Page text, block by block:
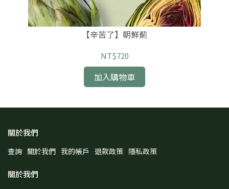
【辛苦了】朝鮮薊
NT$720
加入購物車
關於我們
查詢 關於我們 我的帳戶 退款政策 隱私政策
關於我們